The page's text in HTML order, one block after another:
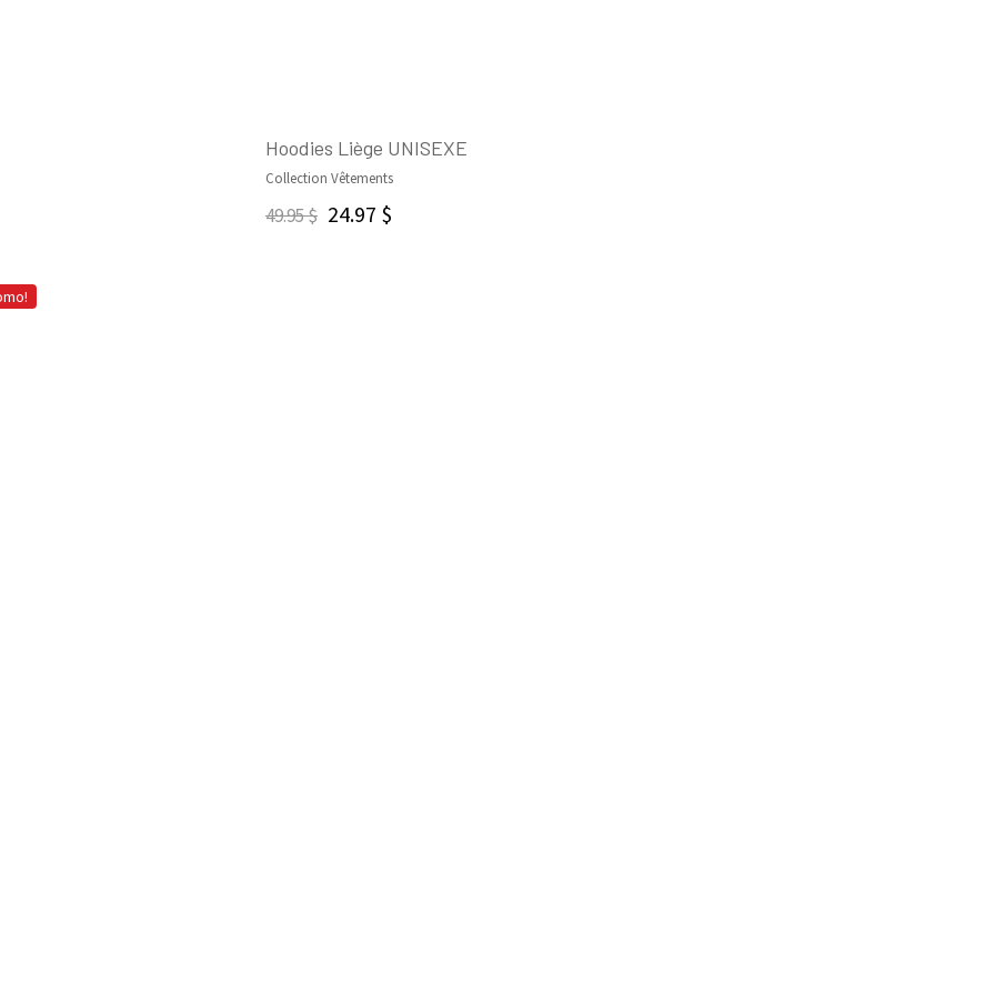
Hoodies Liège UNISEXE
Collection Vêtements
49.95$ 24.97 $